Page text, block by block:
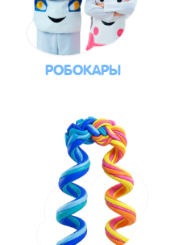
РОБОКАРЫ